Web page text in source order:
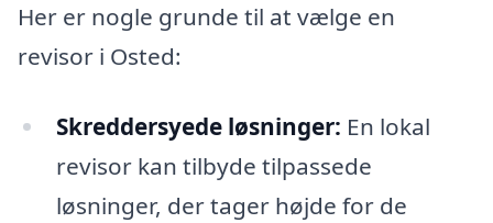
Her er nogle grunde til at vælge en
revisor i Osted:
Skreddersyede løsninger: En lokal
revisor kan tilbyde tilpassede
løsninger, der tager højde for de